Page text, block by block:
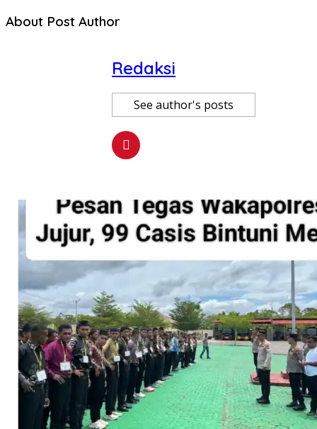
About Post Author
Redaksi
See author's posts